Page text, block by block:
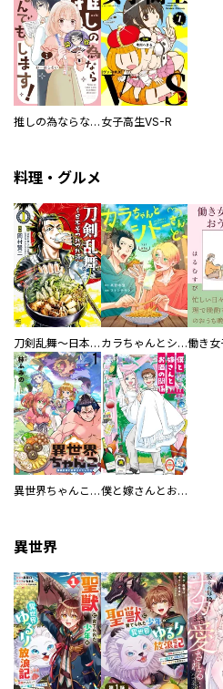
推しの為ならなんでもします！ 女子高生VS-R
料理・グルメ
刀剣乱舞～日本号つれづれ酒～ カラちゃんとシトーさんと、 【分冊版】
異世界ちゃんこ～横綱目前に召喚されたんだが～ 【連載版】 僕と嫁さんとお酒の関係
異世界